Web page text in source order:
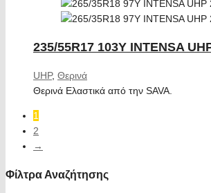
235/55R17 103Y INTENSA
UHP, Θερινά
Θερινά Ελαστικά από την SAVA.
1
2
→
Φίλτρα Αναζήτησης